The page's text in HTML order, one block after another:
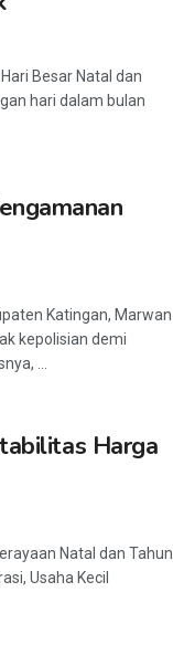
Besar Natal dan
hari dalam bulan
Katingan, Marwan
kepolisian demi
...
Harga
Natal dan Tahun
Usaha Kecil